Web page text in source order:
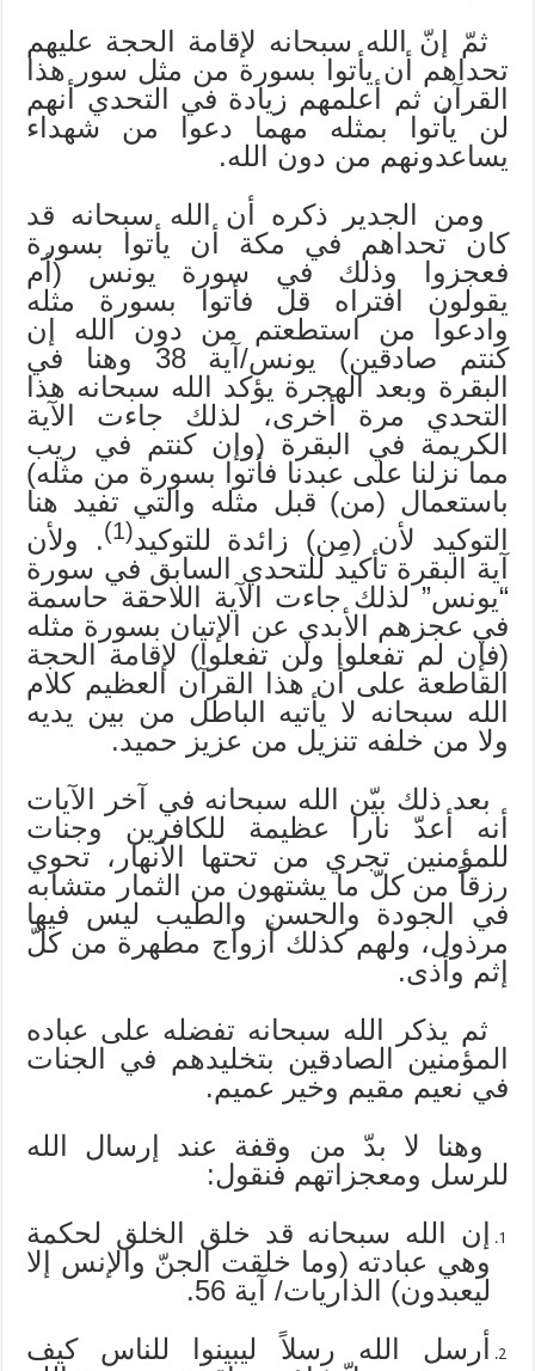
ثمّ إنّ الله سبحانه لإقامة الحجة عليهم
تحداهم أن يأتوا بسورة من مثل سور هذا
القرآن ثم أعلمهم زيادة في التحدي أنهم
لن يأتوا بمثله مهما دعوا من شهداء
يساعدونهم من دون الله.
ومن الجدير ذكره أن الله سبحانه قد
كان تحداهم في مكة أن يأتوا بسورة
فعجزوا وذلك في سورة يونس (أم
يقولون افتراه قل فأتوا بسورة مثله
وادعوا من استطعتم من دون الله إن
كنتم صادقين) يونس/آية 38 وهنا في
البقرة وبعد الهجرة يؤكد الله سبحانه هذا
التحدي مرة أخرى، لذلك جاءت الآية
الكريمة في البقرة (وإن كنتم في ريب
مما نزلنا على عبدنا فأتوا بسورة من مثله)
باستعمال (من) قبل مثله والتي تفيد هنا
التوكيد لأن (مِن) زائدة للتوكيد(1)
. ولأن
آية البقرة تأكيد للتحدي السابق في سورة
“يونس” لذلك جاءت الآية اللاحقة حاسمة
في عجزهم الأبدي عن الإتيان بسورة مثله
(فإن لم تفعلوا ولن تفعلوا) لإقامة الحجة
القاطعة على أن هذا القرآن العظيم كلام
الله سبحانه لا يأتيه الباطل من بين يديه
ولا من خلفه تنزيل من عزيز حميد.
بعد ذلك بيّن الله سبحانه في آخر الآيات
أنه أعدّ نارا عظيمة للكافرين وجنات
للمؤمنين تجري من تحتها الأنهار، تحوي
رزقاً من كلّ ما يشتهون من الثمار متشابه
في الجودة والحسن والطيب ليس فيها
مرذول، ولهم كذلك أزواج مطهرة من كلّ
إثم وأذى.
ثم يذكر الله سبحانه تفضله على عباده
المؤمنين الصادقين بتخليدهم في الجنات
في نعيم مقيم وخير عميم.
وهنا لا بدّ من وقفة عند إرسال الله
للرسل ومعجزاتهم فنقول:
إن الله سبحانه قد خلق الخلق لحكمة
وهي عبادته (وما خلقت الجنّ والإنس إلا
ليعبدون) الذاريات/ آية 56.
أرسل الله رسلاً ليبينوا للناس كيف